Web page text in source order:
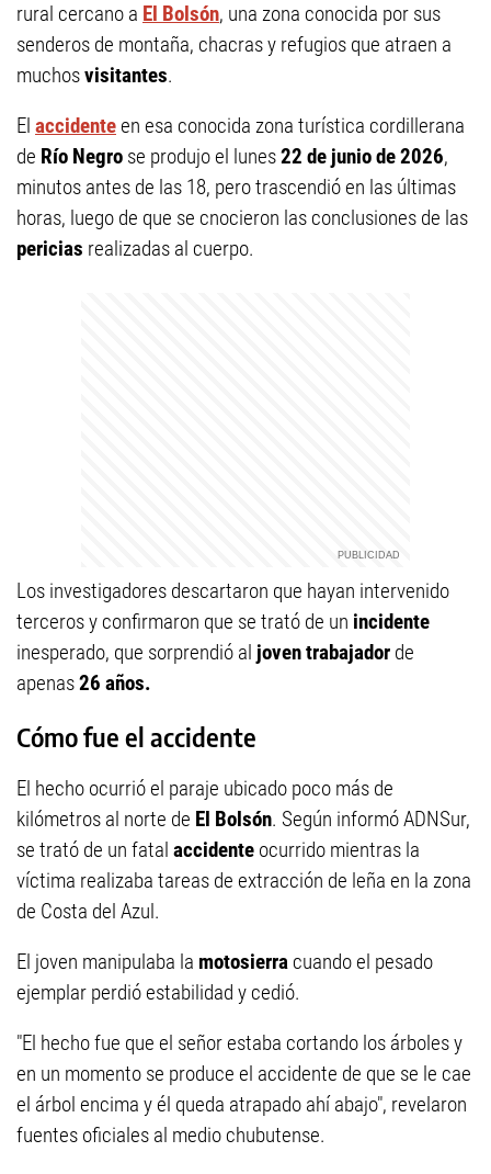
rural cercano a El Bolsón, una zona conocida por sus
senderos de montaña, chacras y refugios que atraen a
muchosvisitantes.
El accidenteen esa conocida zona turística cordillerana
de Río Negro se produjo el lunes22 de junio de 2026,
minutos antes de las 18, pero trascendió en las últimas
horas, luego de que se cnocieron las conclusiones de las
pericias realizadas al cuerpo.
Los investigadores descartaron que hayan intervenido
terceros y confirmaron que se trató de un incidente
inesperado, que sorprendió al joven trabajador de
apenas26 años.
Cómo fue el accidente
El hecho ocurrió el paraje ubicado poco más de
kilómetros al norte de El Bolsón. Según informó ADNSur,
se trató de un fatal accidente ocurrido mientras la
víctima realizaba tareas de extracción de leña en la zona
de Costa del Azul.
El joven manipulaba la motosierra cuando el pesado
ejemplar perdió estabilidad y cedió.
"El hecho fue que el señor estaba cortando los árboles y
en un momento se produce el accidente de que se le cae
el árbol encima y él queda atrapado ahí abajo", revelaron
fuentes oficiales al medio chubutense.